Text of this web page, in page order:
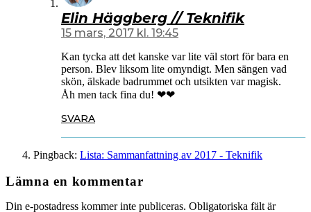
Elin Häggberg // Teknifik
15 mars, 2017 kl. 19:45
Kan tycka att det kanske var lite väl stort för bara en
person. Blev liksom lite omyndigt. Men sängen vad
skön, älskade badrummet och utsikten var magisk.
Åh men tack fina du! ❤❤
SVARA
Pingback: Lista: Sammanfattning av 2017 - Teknifik
Lämna en kommentar
Din e-postadress kommer inte publiceras. Obligatoriska fält är